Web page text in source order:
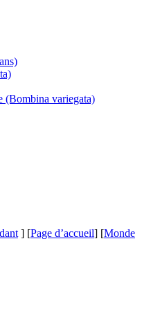
(Bombina variegata)
] [Page d’accueil] [Monde